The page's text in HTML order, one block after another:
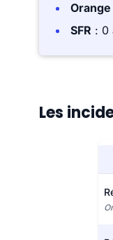
Orange
SFR : 0
Les